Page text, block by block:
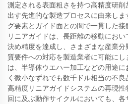
測定される表面粗さを持つ高精度研
出す先進的な製造プロセスに由来し
グ要素とガイド面との間で一貫した
リニアガイドは、長距離の移動にお
決め精度を達成し、さまざまな産業
質要件への対応を製造業者に可能に
は、半導体ウエハー加工などの用途
く微小なずれでも数千ドル相当の不良
高精度リニアガイドシステムの再現
回に及ぶ動作サイクルにおいても、